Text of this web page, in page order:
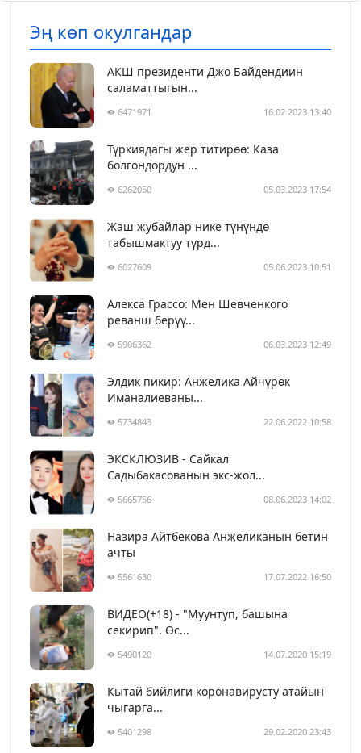
Эң көп окулгандар
АКШ президенти Джо Байдендиин
саламаттыгын...
6471971 16.02.2023 13:40
Түркиядагы жер титирөө: Каза
болгондордун ...
6262050 05.03.2023 17:54
Жаш жубайлар нике түнүндө
табышмактуу түрд...
6027609 05.06.2023 10:51
Алекса Грассо: Мен Шевченкого
реванш берүү...
5906362 06.03.2023 12:49
Элдик пикир: Анжелика Айчүрөк
Иманалиеваны...
5734843 22.06.2022 10:58
ЭКСКЛЮЗИВ - Сайкал
Садыбакасованын экс-жол...
5665756 08.06.2023 14:02
Назира Айтбекова Анжеликанын бетин
ачты
5561630 17.07.2022 16:50
ВИДЕО(+18) - "Муунтуп, башына
секирип". Өс...
5490120 14.07.2020 15:19
Кытай бийлиги коронавирусту атайын
чыгарга...
5401298 29.02.2020 23:43